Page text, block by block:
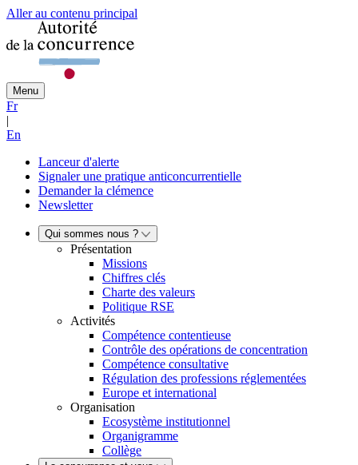
Aller au contenu principal
Menu
Fr
|
En
Lanceur d'alerte
Signaler une pratique anticoncurrentielle
Demander la clémence
Newsletter
Qui sommes nous ?
Présentation
Missions
Chiffres clés
Charte des valeurs
Politique RSE
Activités
Compétence contentieuse
Contrôle des opérations de concentration
Compétence consultative
Régulation des professions réglementées
Europe et international
Organisation
Ecosystème institutionnel
Organigramme
Collège